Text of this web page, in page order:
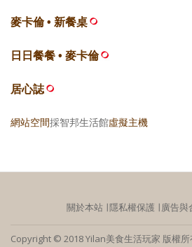
麥卡倫 • 新餐桌
日日餐餐 • 麥卡倫
居心誌
網站空間採智邦生活館虛擬主機
關於本站 ∣隱私權保護 ∣ 廣告與
Copyright © 2018 Yilan美食生活玩家 版權